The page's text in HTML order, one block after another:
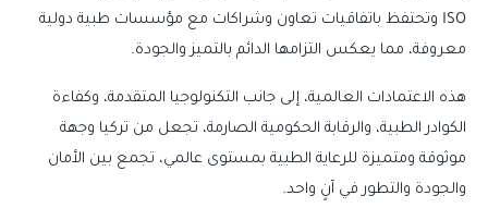
ISO وتحتفظ باتفاقيات تعاون وشراكات مع مؤسسات طبية دولية
معروفة، مما يعكس التزامها الدائم بالتميز والجودة.
هذه الاعتمادات العالمية، إلى جانب التكنولوجيا المتقدمة، وكفاءة
الكوادر الطبية، والرقابة الحكومية الصارمة، تجعل من تركيا وجهة
موثوقة ومتميزة للرعاية الطبية بمستوى عالمي، تجمع بين الأمان
والجودة والتطور في آنٍ واحد.